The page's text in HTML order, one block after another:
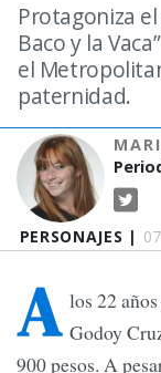
PERSONAJES |
Protagoniza
Baco y la
el
paternidad.
A los 22
Godoy
900 pesos. A